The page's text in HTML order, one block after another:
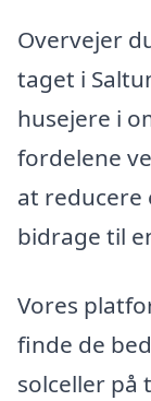
Overvejer
taget i
husejere i
fordelene
at reducere
bidrage til
Vores
finde de
solceller på